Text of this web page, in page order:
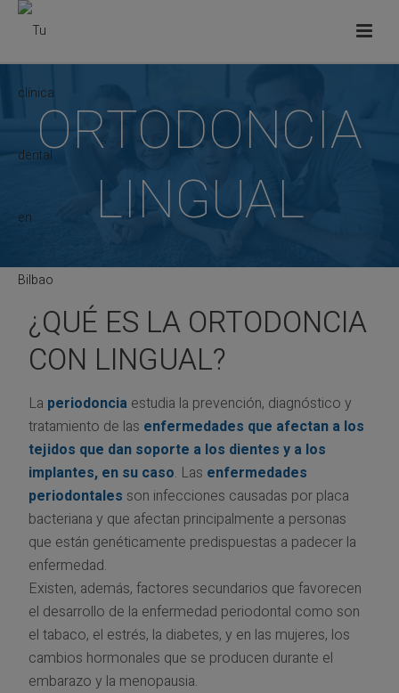
ORTODONCIA
LINGUAL
¿QUÉ ES LA ORTODONCIA
CON LINGUAL?
La periodoncia estudia la prevención, diagnóstico y
tratamiento de las enfermedades que afectan a los
tejidos que dan soporte a los dientes y a los
implantes, en su caso. Las enfermedades
periodontales son infecciones causadas por placa
bacteriana y que afectan principalmente a personas
que están genéticamente predispuestas a padecer la
enfermedad.
Existen, además, factores secundarios que favorecen
el desarrollo de la enfermedad periodontal como son
el tabaco, el estrés, la diabetes, y en las mujeres, los
cambios hormonales que se producen durante el
embarazo y la menopausia.